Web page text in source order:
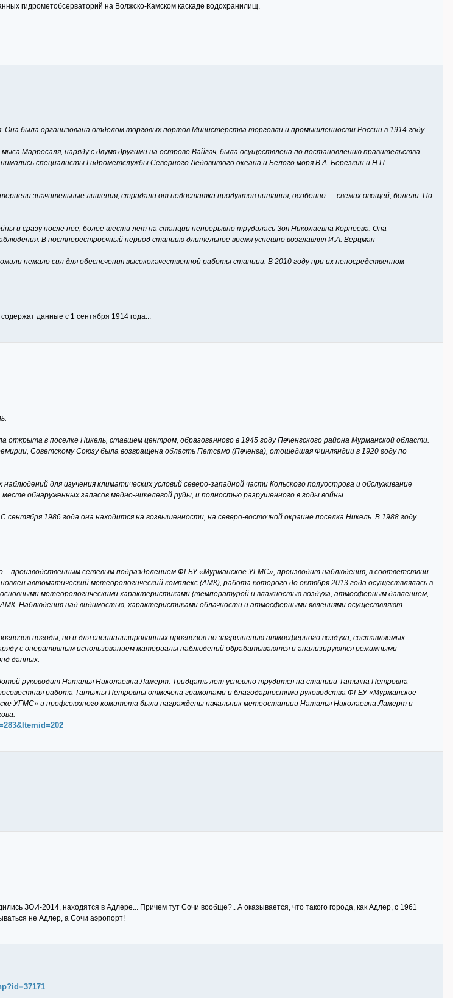
гидрометобсерваторий на Волжско-Камском каскаде водохранилищ.
была организована отделом торговых портов Министерства торговли и промышленности России в 1914 году.
Марресаля, наряду с двумя другими на острове Вайгач, была осуществлена по постановлению правительства
специалисты Гидрометслужбы Северного Ледовитого океана и Белого моря В.А. Березкин и Н.П.
значительные лишения, страдали от недостатка продуктов питания, особенно — свежих овощей, болели. По
и сразу после нее, более шести лет на станции непрерывно трудилась Зоя Николаевна Корнеева. Она
В постперестроечный период станцию длительное время успешно возглавлял И.А. Верцман
немало сил для обеспечения высококачественной работы станции. В 2010 году при их непосредственном
данные с 1 сентября 1914 года...
открыта в поселке Никель, ставшем центром, образованного в 1945 году Печенгского района Мурманской области.
Советскому Союзу была возвращена область Петсамо (Печенга), отошедшая Финляндии в 1920 году по
для изучения климатических условий северо-западной части Кольского полуострова и обслуживание
обнаруженных запасов медно-никелевой руды, и полностью разрушенного в годы войны.
1986 года она находится на возвышенности, на северо-восточной окраине поселка Никель. В 1988 году
– производственным сетевым подразделением ФГБУ «Мурманское УГМС», производит наблюдения, в соответствии
автоматический метеорологический комплекс (АМК), работа которого до октября 2013 года осуществлялась в
метеорологическими характеристиками (температурой и влажностью воздуха, атмосферным давлением,
Наблюдения над видимостью, характеристиками облачности и атмосферными явлениями осуществляют
погоды, но и для специализированных прогнозов по загрязнению атмосферного воздуха, составляемых
с оперативным использованием материалы наблюдений обрабатываются и анализируются режимными
данных.
руководит Наталья Николаевна Ламерт. Тридцать лет успешно трудится на станции Татьяна Петровна
работа Татьяны Петровны отмечена грамотами и благодарностями руководства ФГБУ «Мурманское
УГМС» и профсоюзного комитета были награждены начальник метеостанции Наталья Николаевна Ламерт и
ЗОИ-2014, находятся в Адлере... Причем тут Сочи вообще?.. А оказывается, что такого города, как Адлер, с 1961
не Адлер, а Сочи аэропорт!